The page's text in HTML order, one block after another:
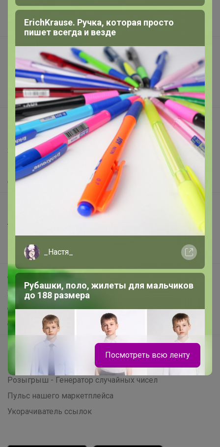
Наша команда
В наличии
Подарочные сертификаты
Реклама на сайте
Поставщикам
Вакансии
support@24-ok.ru
Написать в поддержку
Защита покупателя
Помощь
О нас
Анонсы
Новости
Поддержка альпак
Самое выгодное
Хиты продаж
Самое желанное
Самое быстрое
Начать зарабатывать с 24-ok
Picabox.ru - Лучшее место для ваших изображений
Розыгрыш - Генератор случайных чисел
Пульс нашего маркетплейса
Укорачиватель ссылок
ErichKrause. Ручка, которая просто
пишет всегда и везде
_Настя_
Рубашки, поло, жилеты для мальчиков
до 188 размера
Посмотреть всю ленту